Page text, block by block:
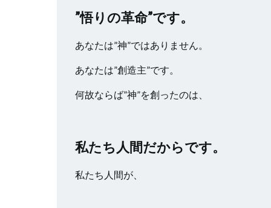
”悟りの革命”です。
あなたは”神”ではありません。
あなたは”創造主”です。
何故ならば”神”を創ったのは、
私たち人間だからです。
私たち人間が、